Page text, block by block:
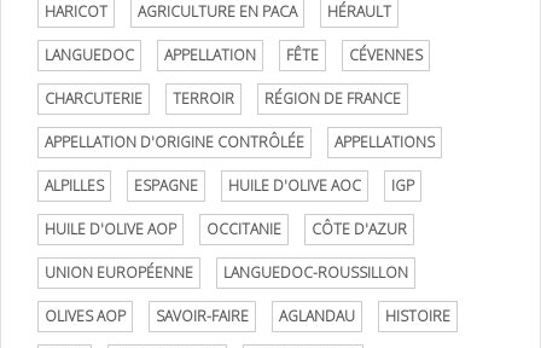
HARICOT AGRICULTURE EN PACA HÉRAULT
LANGUEDOC APPELLATION FÊTE CÉVENNES
CHARCUTERIE TERROIR RÉGION DE FRANCE
APPELLATION D'ORIGINE CONTRÔLÉE APPELLATIONS
ALPILLES ESPAGNE HUILE D'OLIVE AOC IGP
HUILE D'OLIVE AOP OCCITANIE CÔTE D'AZUR
UNION EUROPÉENNE LANGUEDOC-ROUSSILLON
OLIVES AOP SAVOIR-FAIRE AGLANDAU HISTOIRE